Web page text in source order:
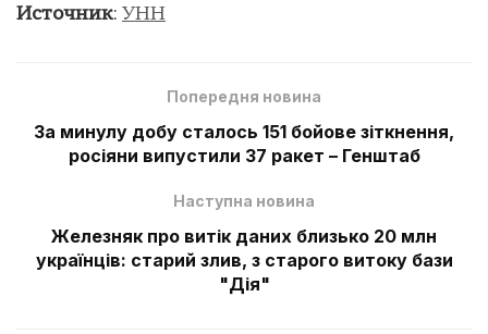
Источник: УНН
Попередня новина
За минулу добу сталось 151 бойове зіткнення,
росіяни випустили 37 ракет – Генштаб
Наступна новина
Железняк про витік даних близько 20 млн
українців: старий злив, з старого витоку бази
"Дія"